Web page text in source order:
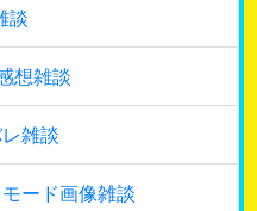
談
想雑談
雑談
ード画像雑談